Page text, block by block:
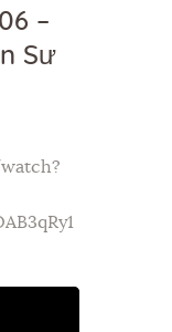
–
Sư